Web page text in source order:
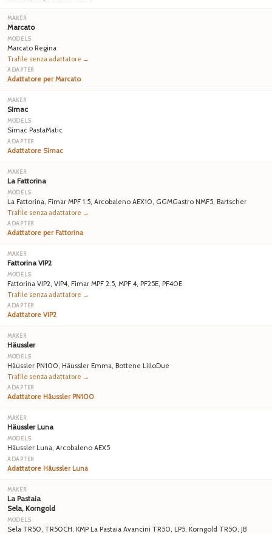
Marcato
Marcato Regina
Trafile senza adattatore →
Adattatore per Marcato
Simac
Simac PastaMatic
Adattatore Simac
La Fattorina
La Fattorina, Fimar MPF 1.5, Arcobaleno AEX10, GGMGastro NMF5, Bartscher
Trafile senza adattatore →
Adattatore per Fattorina
Fattorina VIP2
Fattorina VIP2, VIP4, Fimar MPF 2.5, MPF 4, PF25E, PF40E
Trafile senza adattatore →
Adattatore VIP2
Häussler
Häussler PN100, Häussler Emma, Bottene LilloDue
Trafile senza adattatore →
Adattatore Häussler PN100
Häussler Luna
Häussler Luna, Arcobaleno AEX5
Adattatore Häussler Luna
La Pastaia
Sela, Korngold
Sela TR50, TR50CH, KMP La Pastaia Avancini TR50, LP5, Korngold TR50, JB